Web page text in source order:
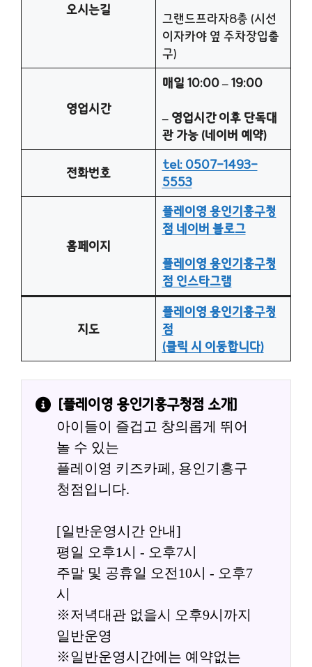
오시는길
그랜드프라자8층 (시선
이자카야 옆 주차장입출
구)
영업시간
매일 10:00 – 19:00
– 영업시간 이후 단독대
관 가능 (네이버 예약)
전화번호
tel: 0507-1493-
5553
홈페이지
플레이영 용인기흥구청
점 네이버 블로그
플레이영 용인기흥구청
점 인스타그램
지도
플레이영 용인기흥구청
점
(클릭 시 이동합니다)
[플레이영 용인기흥구청점 소개]
아이들이 즐겁고 창의롭게 뛰어
놀 수 있는
플레이영 키즈카페, 용인기흥구
청점입니다.
[일반운영시간 안내]
평일 오후1시 - 오후7시
주말 및 공휴일 오전10시 - 오후7
시
※저녁대관 없을시 오후9시까지
일반운영
※일반운영시간에는 예약없는